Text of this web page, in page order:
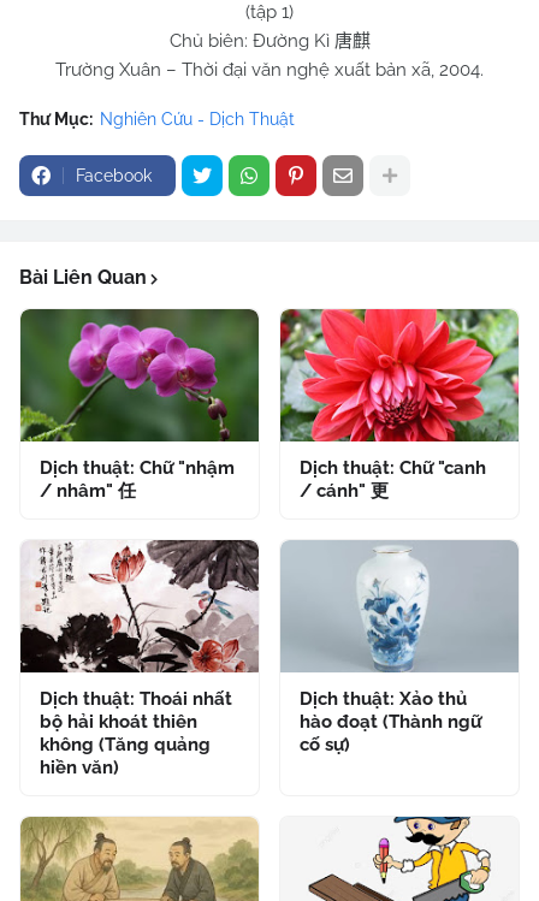
(tập 1)
Chủ biên: Đường Kì 唐麒
Trường Xuân – Thời đại văn nghệ xuất bản xã, 2004.
Thư Mục: Nghiên Cứu - Dịch Thuật
Facebook
Bài Liên Quan
Dịch thuật: Chữ "nhậm
/ nhâm" 任
Dịch thuật: Chữ "canh
/ cánh" 更
Dịch thuật: Thoái nhất
bộ hải khoát thiên
không (Tăng quảng
hiền văn)
Dịch thuật: Xảo thủ
hào đoạt (Thành ngữ
cố sự)